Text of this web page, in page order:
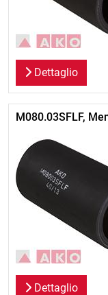
Dettaglio
M080.03SFLF,
Dettaglio